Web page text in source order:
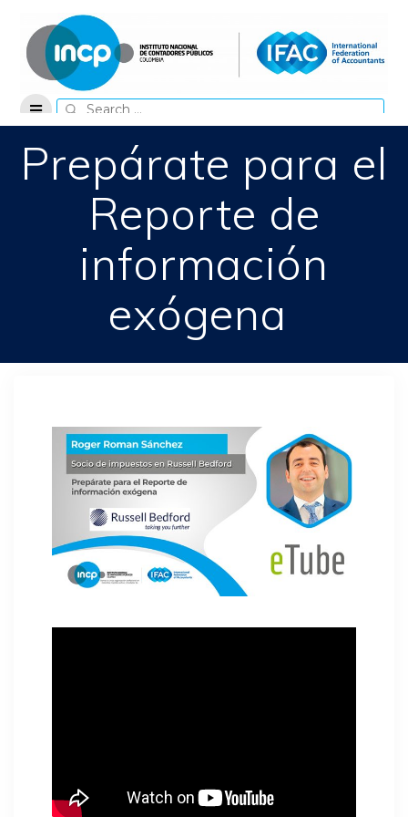
content
Search
for:
Prepárate para el
Reporte de
información
exógena